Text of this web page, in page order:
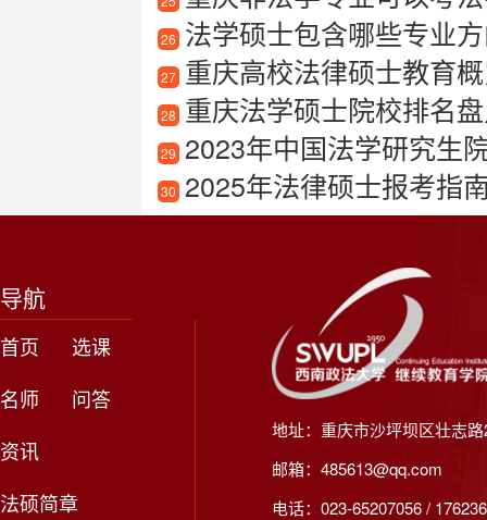
26 法学硕士包含哪些专业方向
27 重庆高校法律硕士教育
28 重庆法学硕士院校排名
29 2023年中国法学研究生院校
30 2025年法律硕士报考指南
导航
首页
选课
名师
问答
资讯
法硕简章
地址：重庆市沙坪坝区壮志
邮箱：485613@qq.com
电话：023-65207056 /